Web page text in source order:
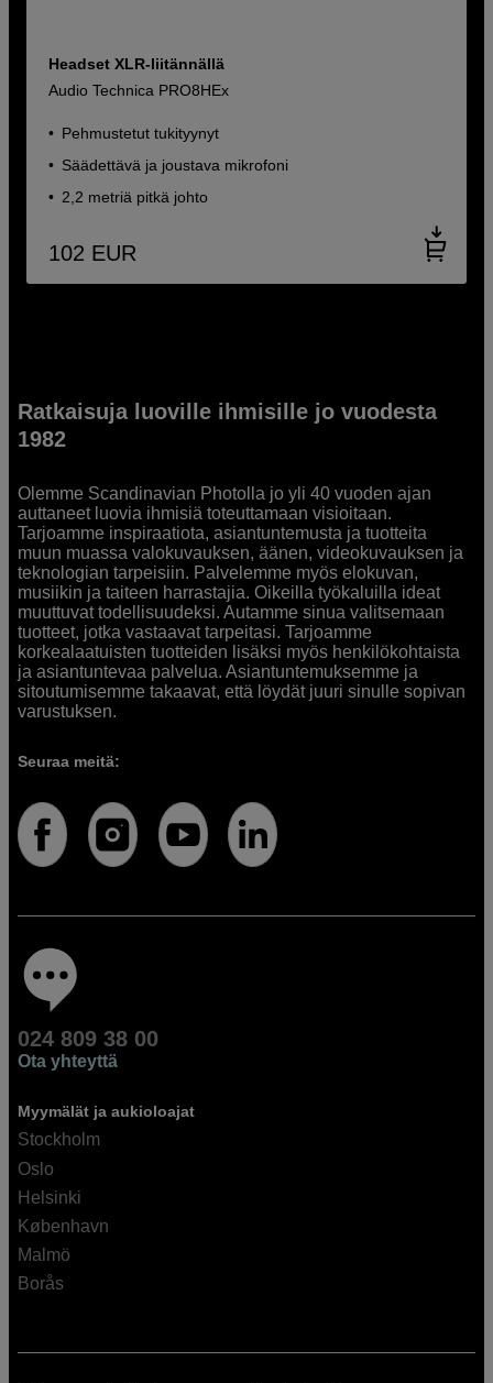
Headset XLR-liitännällä
Audio Technica PRO8HEx
Pehmustetut tukityynyt
Säädettävä ja joustava mikrofoni
2,2 metriä pitkä johto
102 EUR
Ratkaisuja luoville ihmisille jo vuodesta
1982
Olemme Scandinavian Photolla jo yli 40 vuoden ajan
auttaneet luovia ihmisiä toteuttamaan visioitaan.
Tarjoamme inspiraatiota, asiantuntemusta ja tuotteita
muun muassa valokuvauksen, äänen, videokuvauksen ja
teknologian tarpeisiin. Palvelemme myös elokuvan,
musiikin ja taiteen harrastajia. Oikeilla työkaluilla ideat
muuttuvat todellisuudeksi. Autamme sinua valitsemaan
tuotteet, jotka vastaavat tarpeitasi. Tarjoamme
korkealaatuisten tuotteiden lisäksi myös henkilökohtaista
ja asiantuntevaa palvelua. Asiantuntemuksemme ja
sitoutumisemme takaavat, että löydät juuri sinulle sopivan
varustuksen.
Seuraa meitä:
024 809 38 00
Ota yhteyttä
Myymälät ja aukioloajat
Stockholm
Oslo
Helsinki
København
Malmö
Borås